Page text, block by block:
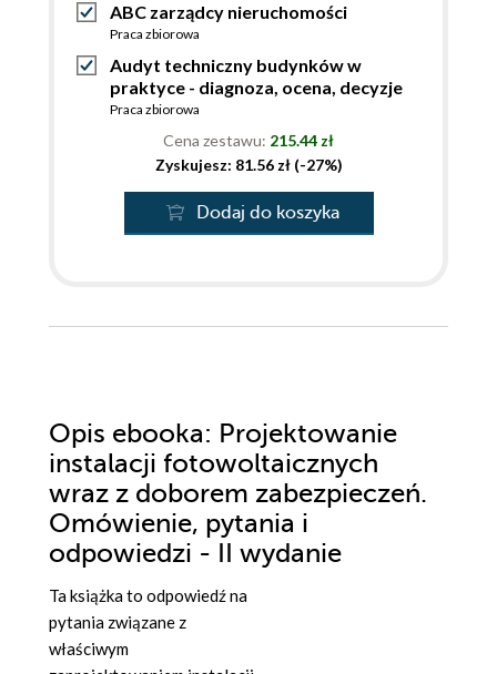
ABC zarządcy nieruchomości
Praca zbiorowa
Audyt techniczny budynków w
praktyce - diagnoza, ocena, decyzje
Praca zbiorowa
Cena zestawu: 215.44 zł
Zyskujesz: 81.56 zł (-27%)
Dodaj do koszyka
Opis ebooka: Projektowanie
instalacji fotowoltaicznych
wraz z doborem zabezpieczeń.
Omówienie, pytania i
odpowiedzi - II wydanie
Ta książka to odpowiedź na
pytania związane z
właściwym